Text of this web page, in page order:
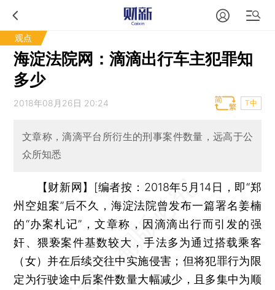
观点
海淀法院网：滴滴出行车主犯罪知
多少
2018年08月26日 20:24 T中
文章称，滴滴平台所衍生的刑事案件数量，远高于公
众所知悉
【财新网】 [编者按： 2018年5月14日，即“郑
州空姐案”后不久，海淀法院曾发布一篇署名姜楠
的“办案札记”，文章称，因滴滴出行而引发的强
奸、猥亵案件基数较大，手法多为通过搭载乘客
（女）并在后续交往中实施侵害；但将犯罪行为限
定为行驶途中后案件数量大幅减少，且多集中为顺